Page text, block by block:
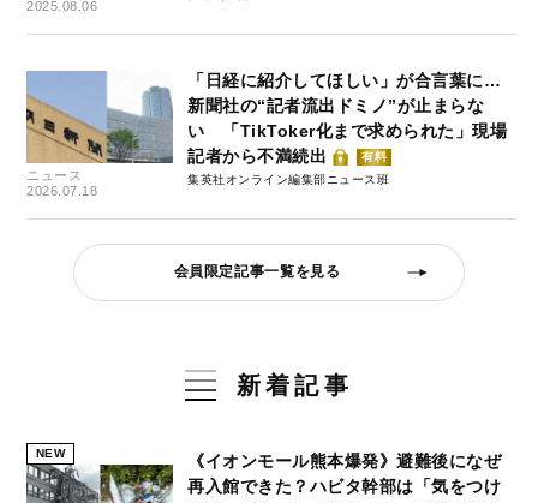
2025.08.06
ニュース
2026.07.18
「日経に紹介してほしい」が合言葉に…
新聞社の“記者流出ドミノ”が止まらな
い 「TikToker化まで求められた」現場
記者から不満続出
有料
集英社オンライン編集部ニュース班
会員限定記事一覧を見る
新着記事
NEW
《イオンモール熊本爆発》避難後になぜ
再入館できた？ハビタ幹部は「気をつけ